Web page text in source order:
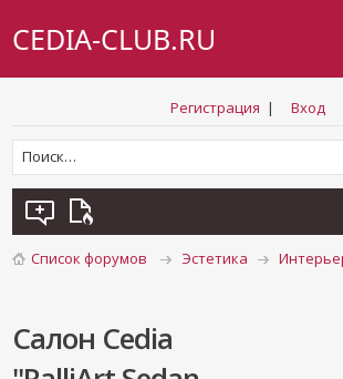
CEDIA-CLUB.RU
Регистрация | Вход
Список форумов Эстетика
Салон Cedia